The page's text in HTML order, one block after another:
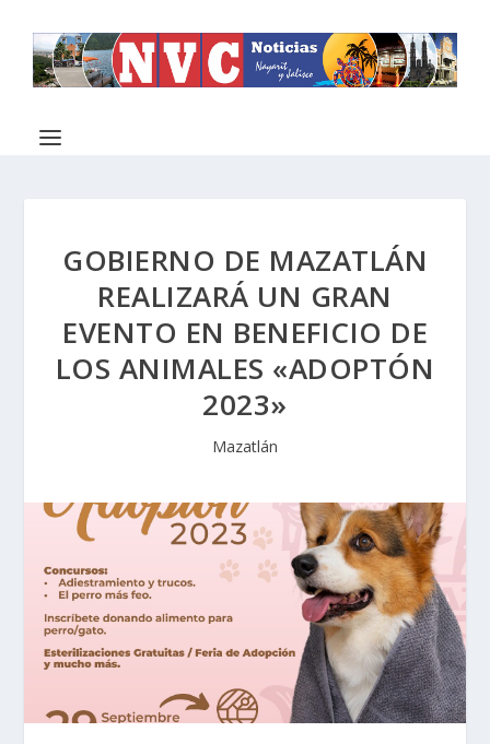
GOBIERNO DE MAZATLÁN
REALIZARÁ UN GRAN
EVENTO EN BENEFICIO DE
LOS ANIMALES «ADOPTÓN
2023»
Mazatlán